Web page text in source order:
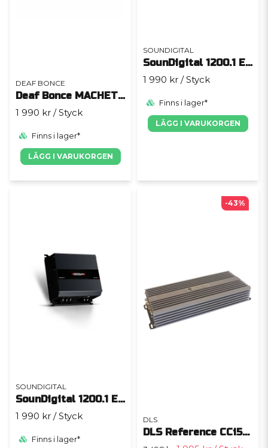
DEAF BONCE
Deaf Bonce MACHETE MLA-900.1
1 990 kr / Styck
Finns i lager*
LÄGG I VARUKORGEN
SOUNDIGITAL
SounDigital 1200.1 EVO 6 - 2 Ohm
1 990 kr / Styck
Finns i lager*
LÄGG I VARUKORGEN
SOUNDIGITAL
SounDigital 1200.1 EVO 6 - 1 Ohm
1 990 kr / Styck
Finns i lager*
DLS
DLS Reference CCi500
-43%